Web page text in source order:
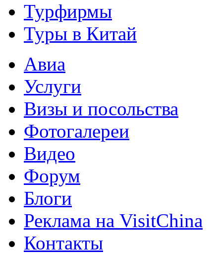
Турфирмы
Туры в Китай
Авиа
Услуги
Визы и посольства
Фотогалереи
Видео
Форум
Блоги
Реклама на VisitChina
Контакты